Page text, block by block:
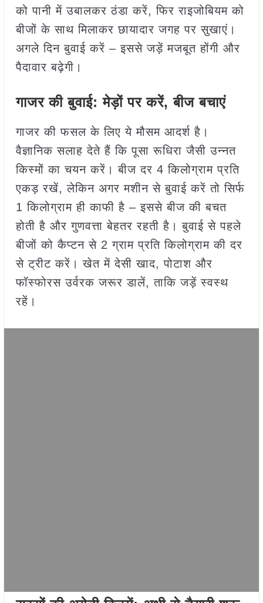
को पानी में उबालकर ठंडा करें, फिर राइजोबियम को
बीजों के साथ मिलाकर छायादार जगह पर सुखाएं।
अगले दिन बुवाई करें – इससे जड़ें मजबूत होंगी और
पैदावार बढ़ेगी।
गाजर की बुवाई: मेड़ों पर करें, बीज बचाएं
गाजर की फसल के लिए ये मौसम आदर्श है।
वैज्ञानिक सलाह देते हैं कि पूसा रूधिरा जैसी उन्नत
किस्मों का चयन करें। बीज दर 4 किलोग्राम प्रति
एकड़ रखें, लेकिन अगर मशीन से बुवाई करें तो सिर्फ
1 किलोग्राम ही काफी है – इससे बीज की बचत
होती है और गुणवत्ता बेहतर रहती है। बुवाई से पहले
बीजों को कैप्टन से 2 ग्राम प्रति किलोग्राम की दर
से ट्रीट करें। खेत में देसी खाद, पोटाश और
फॉस्फोरस उर्वरक जरूर डालें, ताकि जड़ें स्वस्थ
रहें।